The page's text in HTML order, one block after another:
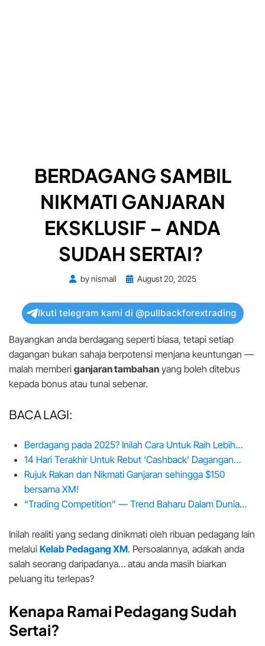
BERDAGANG SAMBIL
NIKMATI GANJARAN
EKSKLUSIF – ANDA
SUDAH SERTAI?
bynismail
PostedAugust 20, 2025
Ikuti telegram kami di @pullbackforextrading
Bayangkan anda berdagang seperti biasa, tetapi setiap
dagangan bukan sahaja berpotensi menjana keuntungan —
malah memberi ganjaran tambahan yang boleh ditebus
kepada bonus atau tunai sebenar.
BACA LAGI:
Berdagang pada 2025? Inilah Cara Untuk Raih Lebih…
14 Hari Terakhir Untuk Rebut ‘Cashback’ Dagangan…
Rujuk Rakan dan Nikmati Ganjaran sehingga $150
bersama XM!
“Trading Competition” — Trend Baharu Dalam Dunia…
Inilah realiti yang sedang dinikmati oleh ribuan pedagang lain
melalui Kelab Pedagang XM. Persoalannya, adakah anda
salah seorang daripadanya… atau anda masih biarkan
peluang itu terlepas?
Kenapa Ramai Pedagang Sudah
Sertai?